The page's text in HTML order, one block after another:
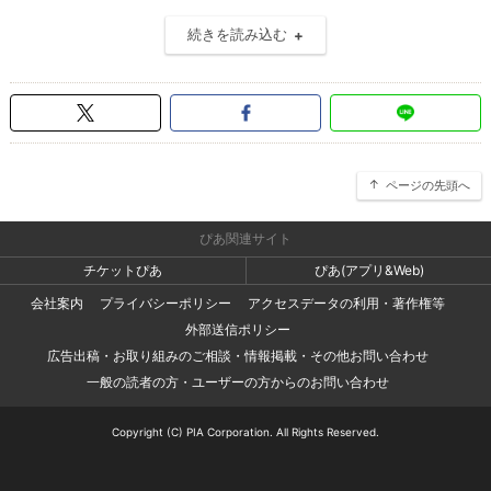
続きを読み込む
ページの先頭へ
ぴあ関連サイト
チケットぴあ
ぴあ(アプリ&Web)
会社案内
プライバシーポリシー
アクセスデータの利用・著作権等
外部送信ポリシー
広告出稿・お取り組みのご相談・情報掲載・その他お問い合わせ
一般の読者の方・ユーザーの方からのお問い合わせ
Copyright (C) PIA Corporation. All Rights Reserved.